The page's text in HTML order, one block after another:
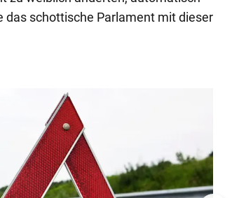
schottische Parlament mit dieser